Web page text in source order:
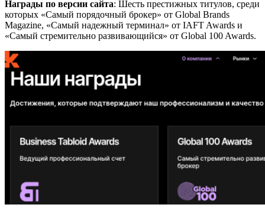
Награды по версии сайта: Шесть престижных титулов, среди
которых «Самый порядочный брокер» от Global Brands
Magazine, «Самый надежный терминал» от IAFT Awards и
«Самый стремительно развивающийся» от Global 100 Awards.